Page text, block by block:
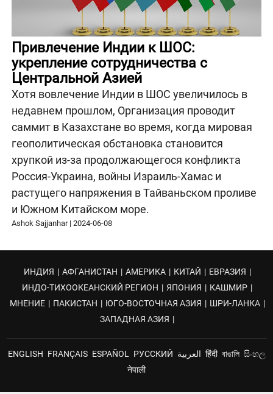
Привлечение Индии к ШОС:
укрепление сотрудничества с
Центральной Азией
Хотя вовлечение Индии в ШОС увеличилось в
недавнем прошлом, Организация проводит
саммит в Казахстане во время, когда мировая
геополитическая обстановка становится
хрупкой из-за продолжающегося конфликта
Россия-Украина, войны Израиль-Хамас и
растущего напряжения в Тайваньском проливе
и Южном Китайском море.
Ashok Sajjanhar|2024-06-08
ИНДИЯ | АФГАНИСТАН | АМЕРИКА | КИТАЙ | ЕВРАЗИЯ |
ИНДО-ТИХООКЕАНСКИЙ РЕГИОН | ЯПОНИЯ | КАШМИР |
МНЕНИЕ | ПАКИСТАН | ЮГО-ВОСТОЧНАЯ АЗИЯ | ШРИ-ЛАНКА |
ЗАПАДНАЯ АЗИЯ |
ENGLISH FRANÇAIS ESPAÑOL РУССКИЙ العربية हिंदी বাঙালি සිංහල
नेपाली